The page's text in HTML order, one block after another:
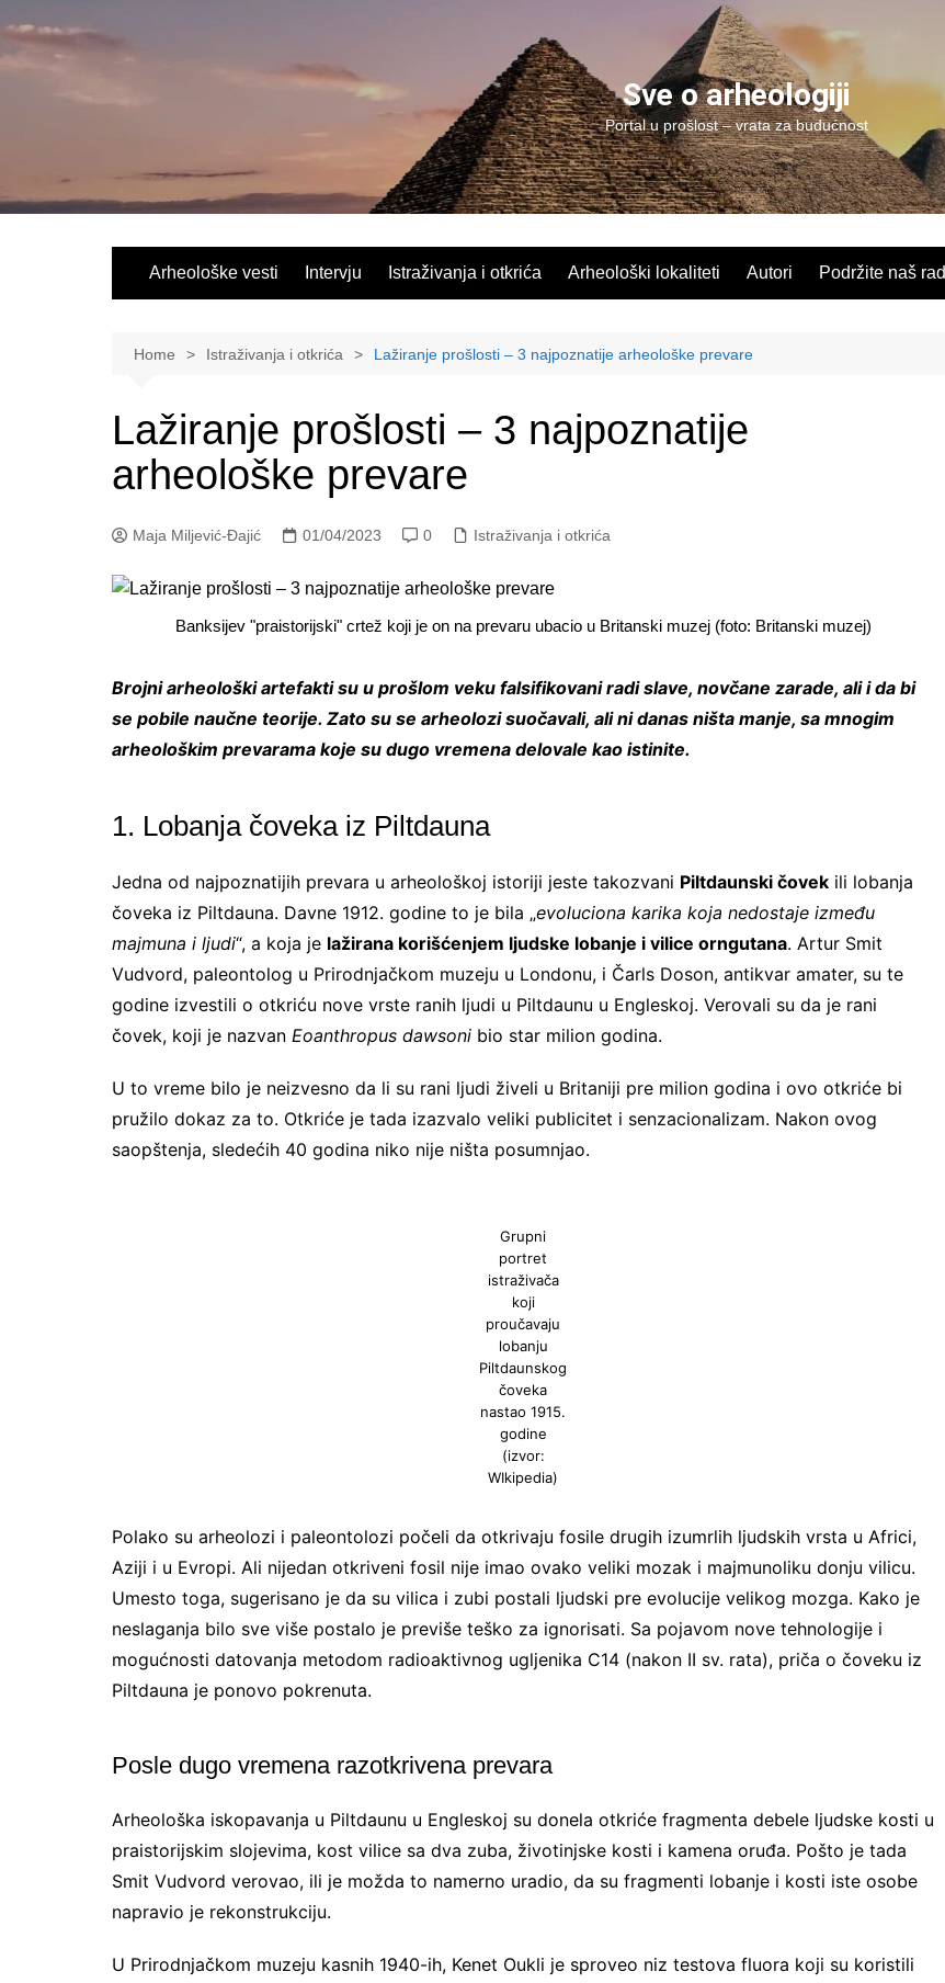
Sve o arheologiji
Portal u prošlost – vrata za budućnost
Arheološke vesti Intervju Istraživanja i otkrića Arheološki lokaliteti Autori Podržite naš rad
Home Istraživanja i otkrića Lažiranje prošlosti – 3 najpoznatije arheološke prevare
Lažiranje prošlosti – 3 najpoznatije
arheološke prevare
Maja Miljević-Đajić 01/04/2023 0 Istraživanja i otkrića
Banksijev "praistorijski" crtež koji je on na prevaru ubacio u Britanski muzej (foto: Britanski muzej)
Brojni arheološki artefakti su u prošlom veku falsifikovani radi slave, novčane zarade, ali i da bi
se pobile naučne teorije. Zato su se arheolozi suočavali, ali ni danas ništa manje, sa mnogim
arheološkim prevarama koje su dugo vremena delovale kao istinite.
1. Lobanja čoveka iz Piltdauna
Jedna od najpoznatijih prevara u arheološkoj istoriji jeste takozvani Piltdaunski čovek ili lobanja
čoveka iz Piltdauna. Davne 1912. godine to je bila „evoluciona karika koja nedostaje između
majmuna i ljudi“, a koja je lažirana korišćenjem ljudske lobanje i vilice orngutana. Artur Smit
Vudvord, paleontolog u Prirodnjačkom muzeju u Londonu, i Čarls Doson, antikvar amater, su te
godine izvestili o otkriću nove vrste ranih ljudi u Piltdaunu u Engleskoj. Verovali su da je rani
čovek, koji je nazvan Eoanthropus dawsoni bio star milion godina.
U to vreme bilo je neizvesno da li su rani ljudi živeli u Britaniji pre milion godina i ovo otkriće bi
pružilo dokaz za to. Otkriće je tada izazvalo veliki publicitet i senzacionalizam. Nakon ovog
saopštenja, sledećih 40 godina niko nije ništa posumnjao.
Grupni
portret
istraživača
koji
proučavaju
lobanju
Piltdaunskog
čoveka
nastao 1915.
godine
(izvor:
WIkipedia)
Polako su arheolozi i paleontolozi počeli da otkrivaju fosile drugih izumrlih ljudskih vrsta u Africi,
Aziji i u Evropi. Ali nijedan otkriveni fosil nije imao ovako veliki mozak i majmunoliku donju vilicu.
Umesto toga, sugerisano je da su vilica i zubi postali ljudski pre evolucije velikog mozga. Kako je
neslaganja bilo sve više postalo je previše teško za ignorisati. Sa pojavom nove tehnologije i
mogućnosti datovanja metodom radioaktivnog ugljenika C14 (nakon II sv. rata), priča o čoveku iz
Piltdauna je ponovo pokrenuta.
Posle dugo vremena razotkrivena prevara
Arheološka iskopavanja u Piltdaunu u Engleskoj su donela otkriće fragmenta debele ljudske kosti u
praistorijskim slojevima, kost vilice sa dva zuba, životinjske kosti i kamena oruđa. Pošto je tada
Smit Vudvord verovao, ili je možda to namerno uradio, da su fragmenti lobanje i kosti iste osobe
napravio je rekonstrukciju.
U Prirodnjačkom muzeju kasnih 1940-ih, Kenet Oukli je sproveo niz testova fluora koji su koristili